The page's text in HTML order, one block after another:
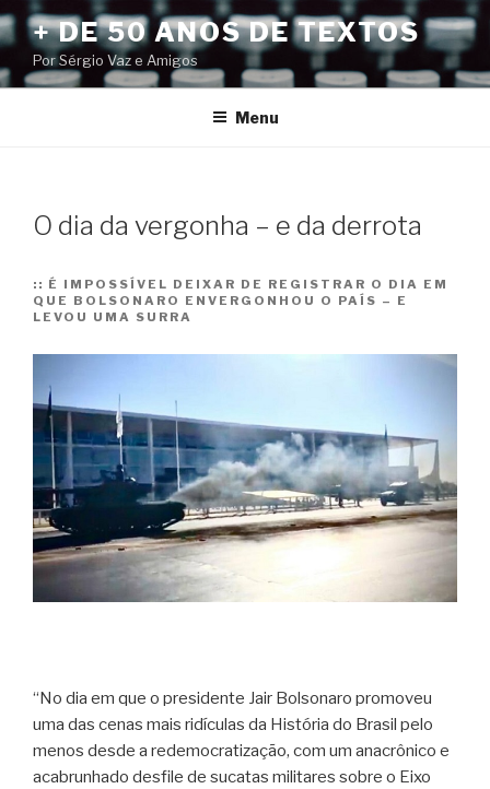
Pular
para
o
conteúdo
+ DE 50 ANOS DE TEXTOS
Por Sérgio Vaz e Amigos
Menu
O dia da vergonha – e da derrota
:: É IMPOSSÍVEL DEIXAR DE REGISTRAR O DIA EM
QUE BOLSONARO ENVERGONHOU O PAÍS – E
LEVOU UMA SURRA
“No dia em que o presidente Jair Bolsonaro promoveu
uma das cenas mais ridículas da História do Brasil pelo
menos desde a redemocratização, com um anacrônico e
acabrunhado desfile de sucatas militares sobre o Eixo